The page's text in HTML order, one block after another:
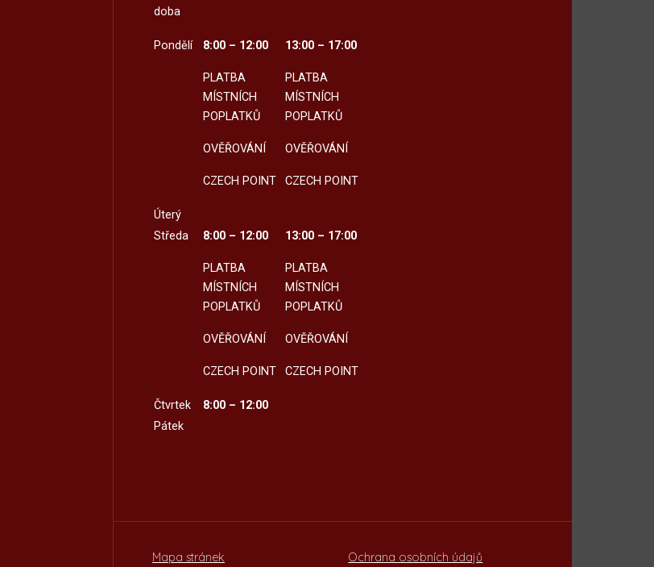
doba
Pondělí 8:00 – 12:00
PLATBA
MÍSTNÍCH
POPLATKŮ
OVĚŘOVÁNÍ
CZECH POINT
13:00 – 17:00
PLATBA
MÍSTNÍCH
POPLATKŮ
OVĚŘOVÁNÍ
CZECH POINT
Úterý
Středa
8:00 – 12:00
PLATBA
MÍSTNÍCH
POPLATKŮ
OVĚŘOVÁNÍ
CZECH POINT
13:00 – 17:00
PLATBA
MÍSTNÍCH
POPLATKŮ
OVĚŘOVÁNÍ
CZECH POINT
Čtvrtek
8:00 – 12:00
Pátek
Mapa stránek Ochrana osobních údajů